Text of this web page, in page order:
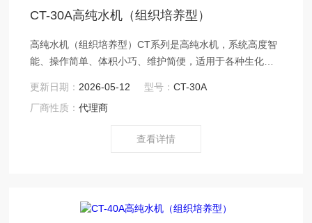
CT-30A高纯水机（组织培养型）
高纯水机（组织培养型）CT系列是高纯水机，系统高度智
能、操作简单、体积小巧、维护简便，适用于各种生化分
更新日期： 2026-05-12 型号：CT-30A
厂商性质：代理商
查看详情